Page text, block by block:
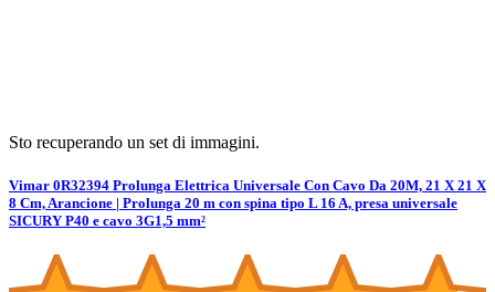
Sto recuperando un set di immagini.
Vimar 0R32394 Prolunga Elettrica Universale Con Cavo Da 20M, 21 X 21 X
8 Cm, Arancione | Prolunga 20 m con spina tipo L 16 A, presa universale
SICURY P40 e cavo 3G1,5 mm²